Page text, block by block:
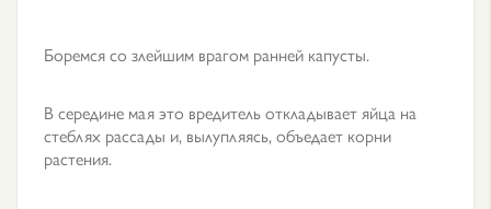
Боремся со злейшим врагом ранней капусты.
В середине мая это вредитель откладывает яйца на
стеблях рассады и, вылупляясь, объедает корни
растения.